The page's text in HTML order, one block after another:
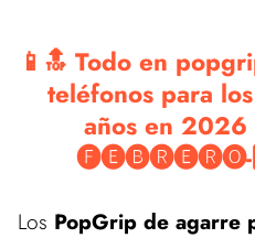
📱🔝 Todo en
teléfonos para
años en 2026
🅕🅔🅑🅡🅔🅡🅞-
Los PopGrip de agarre